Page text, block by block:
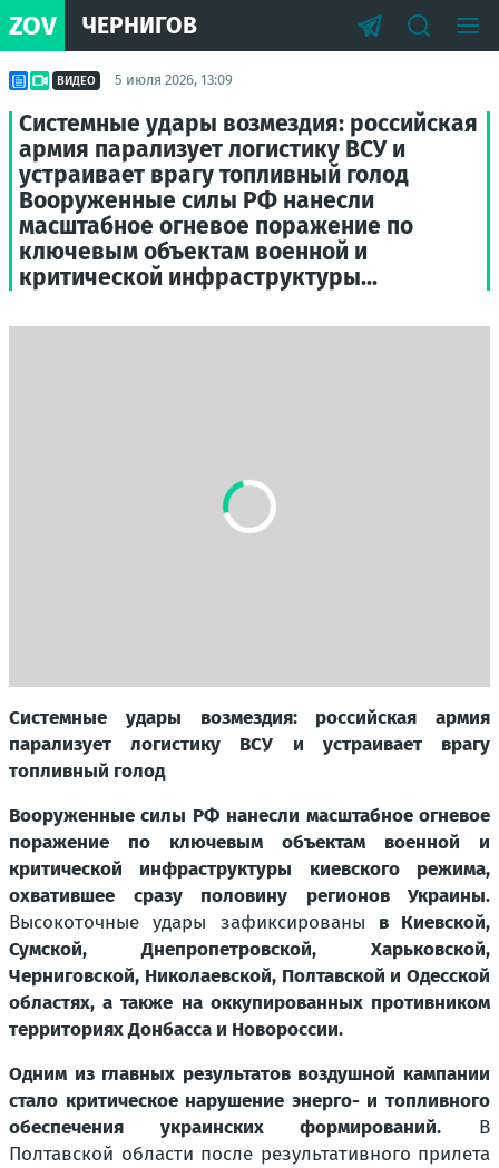
ZOV ЧЕРНИГОВ
ВИДЕО 5 июля 2026, 13:09
Системные удары возмездия: российская
армия парализует логистику ВСУ и
устраивает врагу топливный голод
Вооруженные силы РФ нанесли
масштабное огневое поражение по
ключевым объектам военной и
критической инфраструктуры...
Системные удары возмездия: российская армия
парализует логистику ВСУ и устраивает врагу
топливный голод
Вооруженные силы РФ нанесли масштабное огневое
поражение по ключевым объектам военной и
критической инфраструктуры киевского режима,
охватившее сразу половину регионов Украины.
Высокоточные удары зафиксированы в Киевской,
Сумской, Днепропетровской, Харьковской,
Черниговской, Николаевской, Полтавской и Одесской
областях, а также на оккупированных противником
территориях Донбасса и Новороссии.
Одним из главных результатов воздушной кампании
стало критическое нарушение энерго- и топливного
обеспечения украинских формирований. В
Полтавской области после результативного прилета